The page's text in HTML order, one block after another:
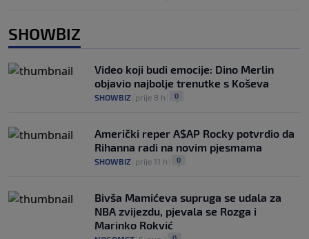
SHOWBIZ
Video koji budi emocije: Dino Merlin
objavio najbolje trenutke s Koševa
SHOWBIZ prije 8 h 0
Američki reper A$AP Rocky potvrdio da
Rihanna radi na novim pjesmama
SHOWBIZ prije 11 h 0
Bivša Mamićeva supruga se udala za
NBA zvijezdu, pjevala se Rozga i
Marinko Rokvić